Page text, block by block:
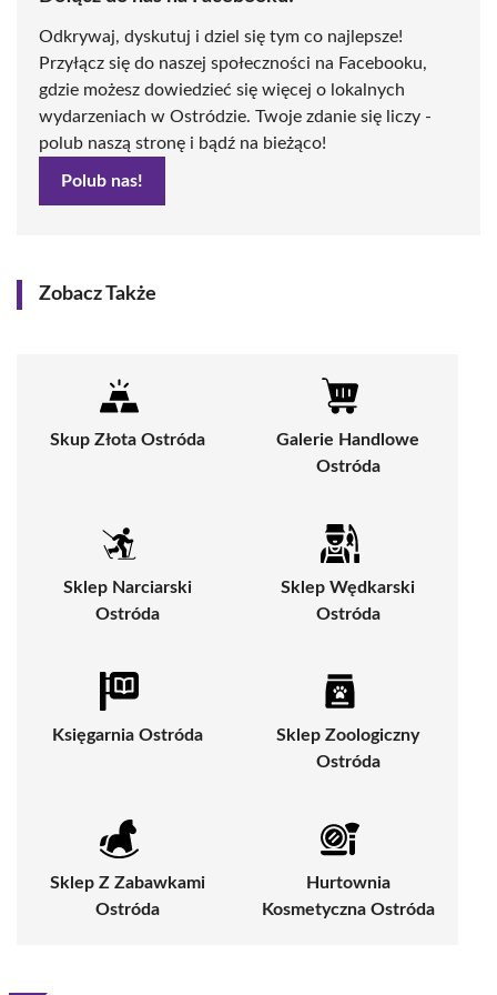
Odkrywaj, dyskutuj i dziel się tym co najlepsze!
Przyłącz się do naszej społeczności na Facebooku,
gdzie możesz dowiedzieć się więcej o lokalnych
wydarzeniach w Ostródzie. Twoje zdanie się liczy -
polub naszą stronę i bądź na bieżąco!
Polub nas!
Zobacz Także
Skup Złota Ostróda
Galerie Handlowe
Ostróda
Sklep Narciarski
Ostróda
Sklep Wędkarski
Ostróda
Księgarnia Ostróda
Sklep Zoologiczny
Ostróda
Sklep Z Zabawkami
Ostróda
Hurtownia
Kosmetyczna Ostróda